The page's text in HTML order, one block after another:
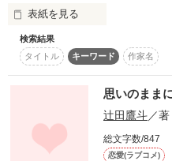
「私はあなたが、きらい。」
二人の友情、そして恋愛の行方
表紙を見る
美奈子と琴子は同級生で、家
保育士になる夢をあきらめ、
意をする琴子。
親に逆らわない琴子をはがゆ
友情以上恋愛未満な２人
キスまでの関係を描いたシリ
検索結果
タイトル
キーワード 作家名
思いのまま
辻田鷹斗／著
総文字数/847
恋愛(ラブコメ)